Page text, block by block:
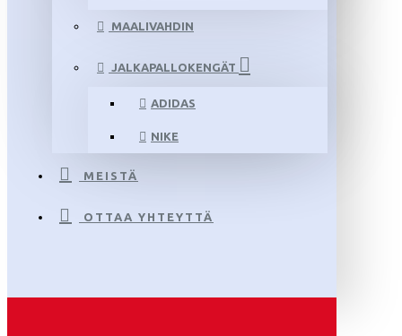
MAALIVAHDIN
JALKAPALLOKENGÄT
ADIDAS
NIKE
MEISTÄ
OTTAA YHTEYTTÄ